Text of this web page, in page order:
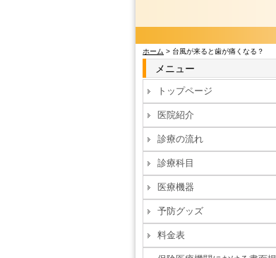
ホーム > 台風が来ると歯が痛くなる？
メニュー
トップページ
医院紹介
診療の流れ
診療科目
医療機器
予防グッズ
料金表